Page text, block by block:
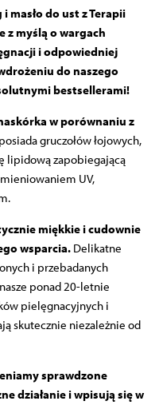
masło do ust z Terapii
z myślą o wargach
i odpowiedniej
do naszego
bestsellerami!
w porównaniu z
gruczołów łojowych,
lipidową zapobiegającą
UV,
miękkie i cudownie
wsparcia. Delikatne
i przebadanych
ponad 20-letnie
pielęgnacyjnych i
skutecznie niezależnie od
sprawdzone
działanie i wpisują się w